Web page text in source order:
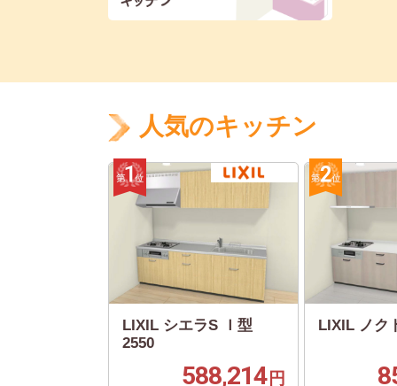
人気のキッチン
LIXIL シエラS Ｉ型
2550
588,214 円
LIXIL ノク